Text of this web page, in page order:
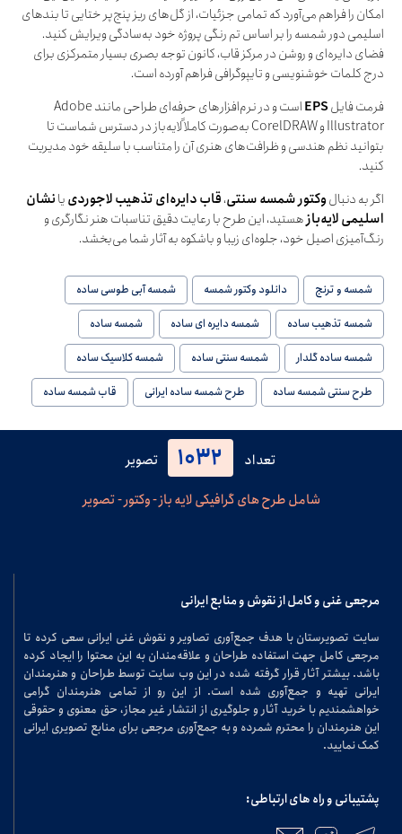
امکان را فراهم می‌آورد که تمامی جزئیات، از گل‌های ریز پنج‌پر ختایی تا بندهای
اسلیمی دور شمسه را بر اساس تم رنگی پروژه خود به‌سادگی ویرایش کنید.
فضای دایره‌ای و روشن در مرکز قاب، کانون توجه بصری بسیار متمرکزی برای
درج کلمات خوشنویسی و تایپوگرافی‌ فراهم آورده است.
فرمت فایلEPS
است و در نرم‌افزارهای حرفه‌ای طراحی مانند Adobe
Illustrator و CorelDRAW به‌صورت کاملاً لایه‌باز در دسترس شماست تا
بتوانید نظم هندسی و ظرافت‌های هنری آن را متناسب با سلیقه خود مدیریت
کنید.
اگر به دنبالوکتور شمسه سنتی،قاب دایره‌ای تذهیب لاجوردییانشان
اسلیمی لایه‌بازهستید، این طرح با رعایت دقیق تناسبات هنر نگارگری و
رنگ‌آمیزی اصیل خود، جلوه‌ای زیبا و باشکوه به آثار شما می‌بخشد.
شمسه و ترنج دانلود وکتور شمسه
شمسه آبی طوسی ساده
شمسه تذهیب ساده
شمسه دایره ای ساده
شمسه ساده
شمسه ساده گلدار
شمسه سنتی ساده
شمسه کلاسیک ساده
طرح سنتی شمسه ساده
طرح شمسه ساده ایرانی قاب شمسه ساده
تعداد 1032
تصویر
شامل طرح های گرافیکی لایه باز - وکتور - تصویر
مرجعی غنی و کامل از نقوش و منابع ایرانی
سایت تصویرستان با هدف جمع‌آوری تصاویر و نقوش غنی ایرانی سعی کرده تا
مرجعی کامل جهت استفاده طراحان و علاقه‌مندان به این محتوا را ایجاد کرده
باشد. بیشتر آثار قرار گرفته شده در این وب سایت توسط طراحان و هنرمندان
ایرانی تهیه و جمع‌آوری شده است. از این رو از تمامی هنرمندان گرامی
خواهشمندیم با خرید آثار و جلوگیری از انتشار غیر مجاز، حق معنوی و حقوقی
این هنرمندان را محترم شمرده و به جمع‌آوری مرجعی برای منابع تصویری ایرانی
کمک نمایید.
پشتیبانی و راه های ارتباطی: